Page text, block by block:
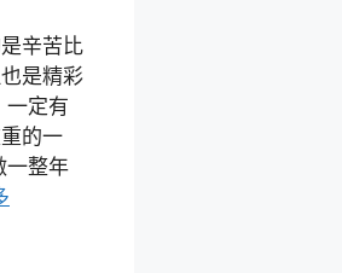
辛苦比
是精彩
一定有
的一
一整年